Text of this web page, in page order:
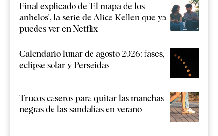
Final explicado de 'El mapa de los
anhelos', la serie de Alice Kellen que ya
puedes ver en Netflix
Calendario lunar de agosto 2026: fases,
eclipse solar y Perseidas
Trucos caseros para quitar las manchas
negras de las sandalias en verano